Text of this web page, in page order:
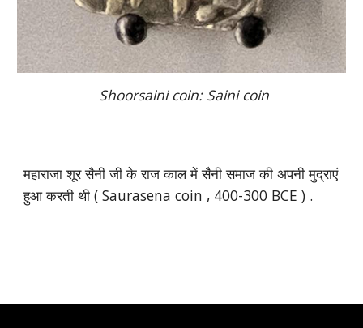
Shoorsaini coin: Saini coin
महाराजा शूर सैनी जी के राज काल में सैनी समाज की अपनी मुद्राएं
हुआ करती थी ( Saurasena coin , 400-300 BCE ) .